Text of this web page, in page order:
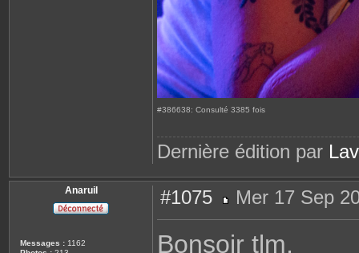
#386638: Consulté 3385 fois
Dernière édition par
Anaruil
Messages : 1162
#1075
e
s
Mer 17 Sep
Bonsoir tlm,